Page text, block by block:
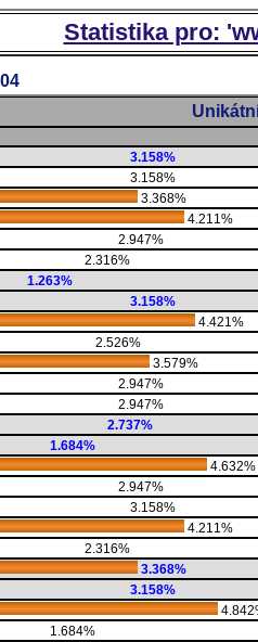
Statistika pro:
3.158%
3.158%
3.368%
4.211%
2.947%
2.316%
1.263%
3.158%
4.421%
2.526%
3.579%
2.947%
2.947%
2.737%
1.684%
4.632%
2.947%
3.158%
4.211%
2.316%
3.368%
3.158%
1.684%